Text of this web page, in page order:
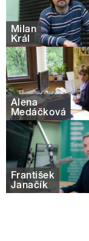
Milan
Král
Alena
Medáčková
František
Janačík